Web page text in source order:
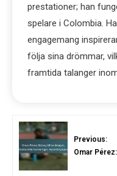
prestationer; han
spelare i Colombia.
engagemang
följa sina drömmar,
framtida talanger
Previous:
Omar